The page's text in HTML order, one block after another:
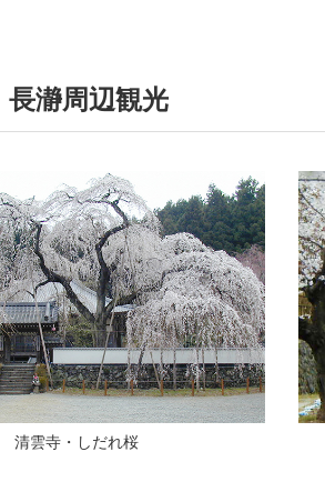
長瀞周辺観光
清雲寺・しだれ桜